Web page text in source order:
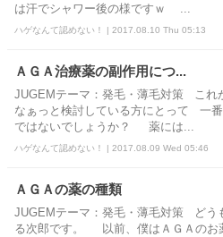
は汗でシャワー後の様ですｗ ...
ハゲなんて認めない！ | 2017.08.10 Thu 05:13
ＡＧＡ治療薬の副作用につ...
JUGEMテーマ：発毛・薄毛対策 これ
なぁっと検討している方にとって 一
ではないでしょうか？ 薬には...
ハゲなんて認めない！ | 2017.08.09 Wed 05:46
ＡＧＡの薬の種類
JUGEMテーマ：発毛・薄毛対策 どう
る次郎です。 以前、僕はＡＧＡのお